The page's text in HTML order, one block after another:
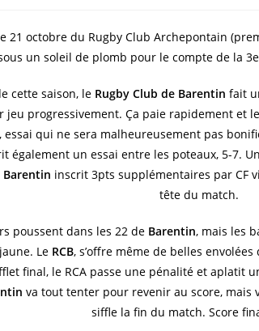
21 octobre du Rugby Club Archepontain
un soleil de plomb pour le compte de la
cette saison, le Rugby Club de Barentin fait
progressivement. Ça paie rapidement et le
essai qui ne sera malheureusement pas
également un essai entre les poteaux, 5-7.
Barentin inscrit 3pts supplémentaires par CF
tête du match.
poussent dans les 22 de Barentin, mais les
Le RCB, s’offre même de belles
final, le RCA passe une pénalité et aplatit
va tout tenter pour revenir au score, mais
siffle la fin du match. Score